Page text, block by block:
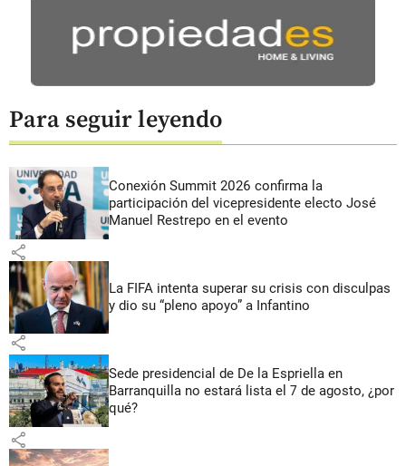
Para seguir leyendo
Conexión Summit 2026 confirma la
participación del vicepresidente electo José
Manuel Restrepo en el evento
share
La FIFA intenta superar su crisis con disculpas
y dio su “pleno apoyo” a Infantino
share
Sede presidencial de De la Espriella en
Barranquilla no estará lista el 7 de agosto, ¿por
qué?
share